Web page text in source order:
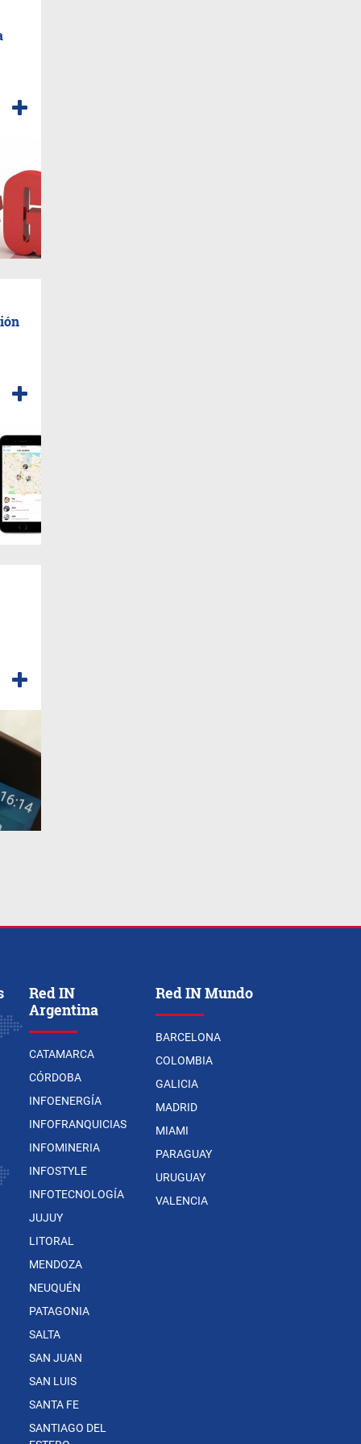
Red IN
Argentina
CATAMARCA
CÓRDOBA
INFOENERGÍA
INFOFRANQUICIAS
INFOMINERIA
INFOSTYLE
INFOTECNOLOGÍA
JUJUY
LITORAL
MENDOZA
NEUQUÉN
PATAGONIA
SALTA
SAN JUAN
SAN LUIS
SANTA FE
SANTIAGO DEL
Red IN Mundo
BARCELONA
COLOMBIA
GALICIA
MADRID
MIAMI
PARAGUAY
URUGUAY
VALENCIA